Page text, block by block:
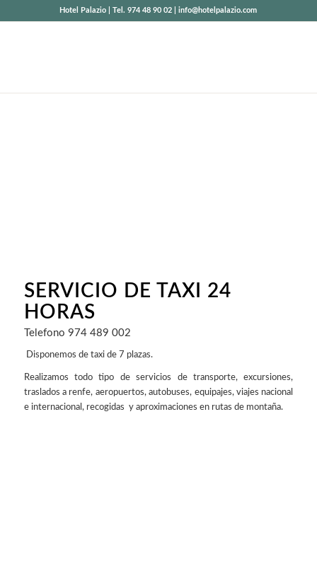
Hotel Palazio | Tel. 974 48 90 02 | info@hotelpalazio.com
SERVICIO DE TAXI 24
HORAS
Telefono 974 489 002
Disponemos de taxi de 7 plazas.
Realizamos todo tipo de servicios de transporte, excursiones,
traslados a renfe, aeropuertos, autobuses, equipajes, viajes nacional
e internacional, recogidas y aproximaciones en rutas de montaña.